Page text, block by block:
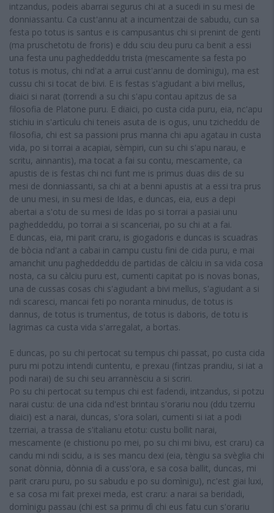
intzandus, podeis abarrai segurus chi at a sucedi in su mesi de
donniassantu. Ca cust'annu at a incumentzai de sabudu, cun sa
festa po totus is santus e is campusantus chi si prenint de genti
(ma pruschetotu de froris) e ddu sciu deu puru ca benit a essi
una festa unu pagheddeddu trista (mescamente sa festa po
totus is motus, chi nd'at a arrui cust'annu de domìnigu), ma est
cussu chi si tocat de bivi. E is festas s'agiudant a bivi mellus,
diaici si narat (torrendi a su chi s'apu contau apitzus de sa
filosofia de Platone puru. E diaici, po custa cida puru, eia, nc'apu
stichiu in s'artìculu chi teneis asuta de is ogus, unu tzicheddu de
filosofia, chi est sa passioni prus manna chi apu agatau in custa
vida, po si torrai a acapiai, sèmpiri, cun su chi s'apu narau, e
scritu, ainnantis), ma tocat a fai su contu, mescamente, ca
apustis de is festas chi nci funt me is primus duas diis de su
mesi de donniassanti, sa chi at a benni apustis at a essi tra prus
de unu mesi, in su mesi de Idas, e duncas, eia, eus a depi
abertai a s'otu de su mesi de Idas po si torrai a pasiai unu
pagheddeddu, po torrai a si scanceriai, po su chi at a fai.
E duncas, eia, mi parit craru, is giogadoris e duncas is scuadras
de bòcia nd'ant a cabai in campu custu fini de cida puru, e mai
amanchit unu pagheddeddu de partidas de càlciu in sa vida cosa
nosta, ca su càlciu puru est, cumenti capitat po is novas bonas,
una de cussas cosas chi s'agiudant a bivi mellus, s'agiudant a si
ndi scaresci, mancai feti po noranta minudus, de totus is
dannus, de totus is trumentus, de totus is daboris, de totu is
lagrimas ca custa vida s'arregalat, a bortas.
E duncas, po su chi pertocat su tempus chi passat, po custa cida
puru mi potzu intendi cuntentu, e prexau (fintzas prandiu, si iat a
podi narai) de su chi seu arrannèsciu a si scriri.
Po su chi pertocat su tempus chi est fadendi, intzandus, si potzu
narai custu: de una cida nd'est brintau s'orariu nou (ddu tzerriu
diaici) est a narai, duncas, s'ora solari, cumenti si iat a podi
tzerriai, a trassa de s'italianu etotu: custu bollit narai,
mescamente (e chistionu po mei, po su chi mi bivu, est craru) ca
candu mi ndi scidu, a is ses mancu dexi (eia, tèngiu sa svèglia chi
sonat dònnia, dònnia dì a cuss'ora, e sa cosa ballit, duncas, mi
parit craru puru, po su sabudu e po su domìnigu), nc'est giai luxi,
e sa cosa mi fait prexei meda, est craru: a narai sa beridadi,
domìnigu passau (chi est sa primu dì chi eus fatu cun s'orariu